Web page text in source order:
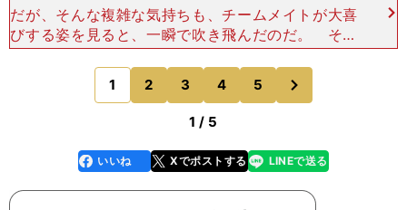
だが、そんな複雑な気持ちも、チームメイトが大喜
びする姿を見ると、一瞬で吹き飛んだのだ。 そん
な金藤が世界の頂点にたどり着くまで、長い道のり
があった。 高校３年のインターハイの200m平泳
ぎでは、当時の
1 2 3 4 5
のページへ
1 / 5
faceboo
k
いいね Xでポストする
line LINEで送る